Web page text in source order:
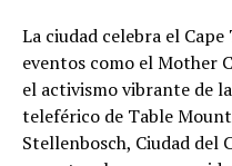
La ciudad celebra el
eventos como el Mother
el activismo vibrante de
teleférico de Table
Stellenbosch, Ciudad del